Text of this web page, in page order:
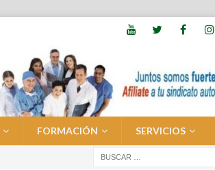
FORMACIÓN SERVICIOS